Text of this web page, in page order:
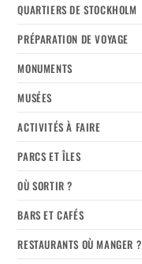
QUARTIERS DE STOCKHOLM
PRÉPARATION DE VOYAGE
MONUMENTS
MUSÉES
ACTIVITÉS À FAIRE
PARCS ET ÎLES
OÙ SORTIR ?
BARS ET CAFÉS
RESTAURANTS OÙ MANGER ?